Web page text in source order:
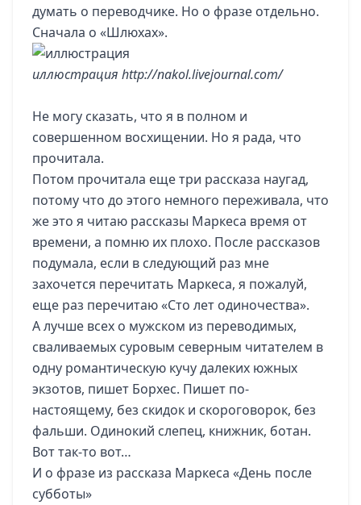
думать о переводчике. Но о фразе отдельно.
Сначала о «Шлюхах».
иллюстрация http://nakol.livejournal.com/
Не могу сказать, что я в полном и
совершенном восхищении. Но я рада, что
прочитала.
Потом прочитала еще три рассказа наугад,
потому что до этого немного переживала, что
же это я читаю рассказы Маркеса время от
времени, а помню их плохо. После рассказов
подумала, если в следующий раз мне
захочется перечитать Маркеса, я пожалуй,
еще раз перечитаю «Сто лет одиночества».
А лучше всех о мужском из переводимых,
сваливаемых суровым северным читателем в
одну романтическую кучу далеких южных
экзотов, пишет Борхес. Пишет по-
настоящему, без скидок и скороговорок, без
фальши. Одинокий слепец, книжник, ботан.
Вот так-то вот…
И о фразе из рассказа Маркеса «День после
субботы»